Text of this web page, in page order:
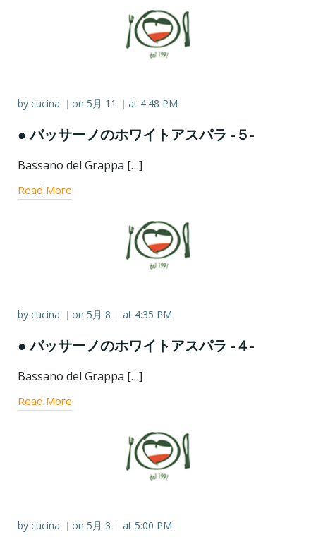
by cucina | on 5月 11 | at 4:48 PM
● バッサーノのホワイトアスパラ -５-
Bassano del Grappa […]
Read More
by cucina | on 5月 8 | at 4:35 PM
● バッサーノのホワイトアスパラ -４-
Bassano del Grappa […]
Read More
by cucina | on 5月 3 | at 5:00 PM